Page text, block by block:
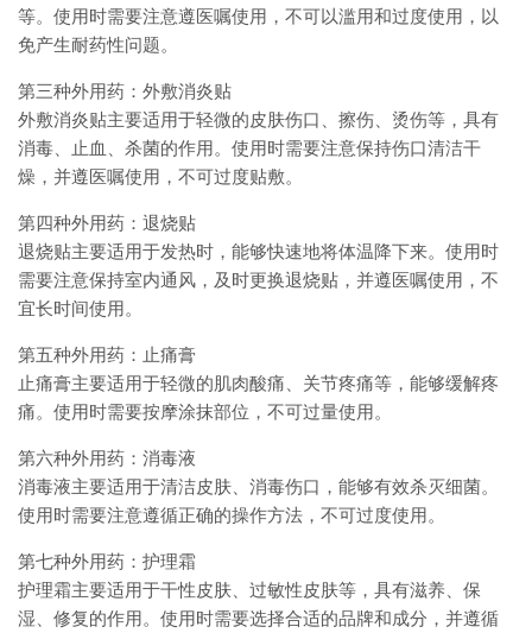
等。使用时需要注意遵医嘱使用，不可以滥用和过度使用，以
免产生耐药性问题。
第三种外用药：外敷消炎贴
外敷消炎贴主要适用于轻微的皮肤伤口、擦伤、烫伤等，具有
消毒、止血、杀菌的作用。使用时需要注意保持伤口清洁干
燥，并遵医嘱使用，不可过度贴敷。
第四种外用药：退烧贴
退烧贴主要适用于发热时，能够快速地将体温降下来。使用时
需要注意保持室内通风，及时更换退烧贴，并遵医嘱使用，不
宜长时间使用。
第五种外用药：止痛膏
止痛膏主要适用于轻微的肌肉酸痛、关节疼痛等，能够缓解疼
痛。使用时需要按摩涂抹部位，不可过量使用。
第六种外用药：消毒液
消毒液主要适用于清洁皮肤、消毒伤口，能够有效杀灭细菌。
使用时需要注意遵循正确的操作方法，不可过度使用。
第七种外用药：护理霜
护理霜主要适用于干性皮肤、过敏性皮肤等，具有滋养、保
湿、修复的作用。使用时需要选择合适的品牌和成分，并遵循